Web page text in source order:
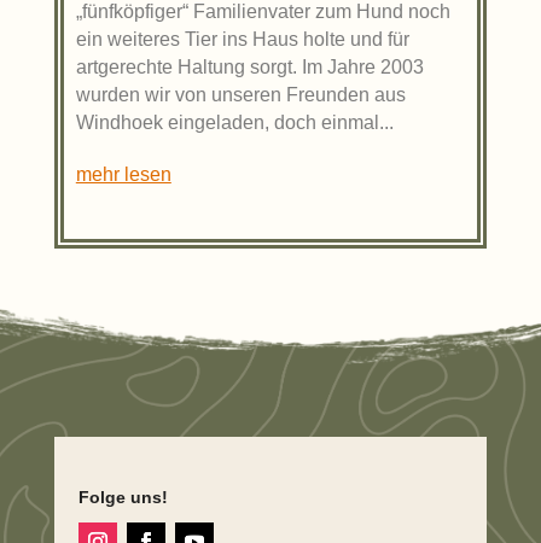
„fünfköpfiger“ Familienvater zum Hund noch
ein weiteres Tier ins Haus holte und für
artgerechte Haltung sorgt. Im Jahre 2003
wurden wir von unseren Freunden aus
Windhoek eingeladen, doch einmal...
mehr lesen
Folge uns!